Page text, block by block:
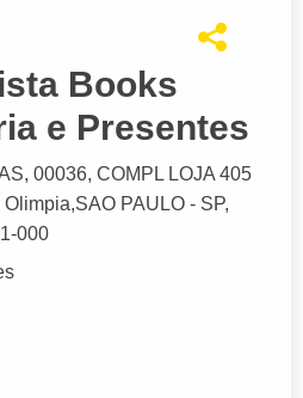
Books
e Presentes
, 00036, COMPL LOJA 405
Olimpia,SAO PAULO - SP,
000